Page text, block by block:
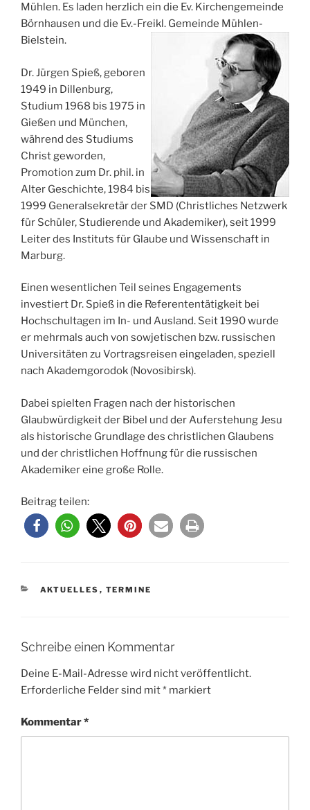
Mühlen. Es laden herzlich ein die Ev. Kirchengemeinde
Börnhausen und die Ev.-Freikl. Gemeinde Mühlen-
Bielstein.
Dr. Jürgen Spieß, geboren
1949 in Dillenburg,
Studium 1968 bis 1975 in
Gießen und München,
während des Studiums
Christ geworden,
Promotion zum Dr. phil. in
Alter Geschichte, 1984 bis
1999 Generalsekretär der SMD (Christliches Netzwerk
für Schüler, Studierende und Akademiker), seit 1999
Leiter des Instituts für Glaube und Wissenschaft in
Marburg.
Einen wesentlichen Teil seines Engagements
investiert Dr. Spieß in die Referententätigkeit bei
Hochschultagen im In- und Ausland. Seit 1990 wurde
er mehrmals auch von sowjetischen bzw. russischen
Universitäten zu Vortragsreisen eingeladen, speziell
nach Akademgorodok (Novosibirsk).
Dabei spielten Fragen nach der historischen
Glaubwürdigkeit der Bibel und der Auferstehung Jesu
als historische Grundlage des christlichen Glaubens
und der christlichen Hoffnung für die russischen
Akademiker eine große Rolle.
Beitrag teilen:
KATEGORIEN
AKTUELLES , TERMINE
Schreibe einen Kommentar
Deine E-Mail-Adresse wird nicht veröffentlicht.
Erforderliche Felder sind mit* markiert
Kommentar*